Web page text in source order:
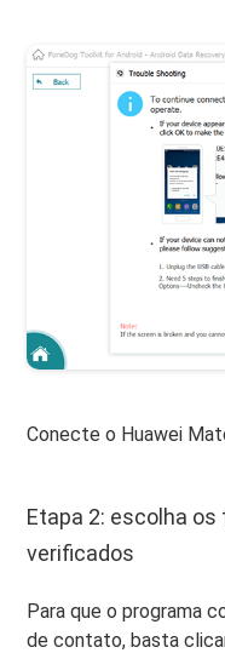
Conecte o Huawei
Etapa 2: escolha
verificados
Para que o programa
de contato, basta